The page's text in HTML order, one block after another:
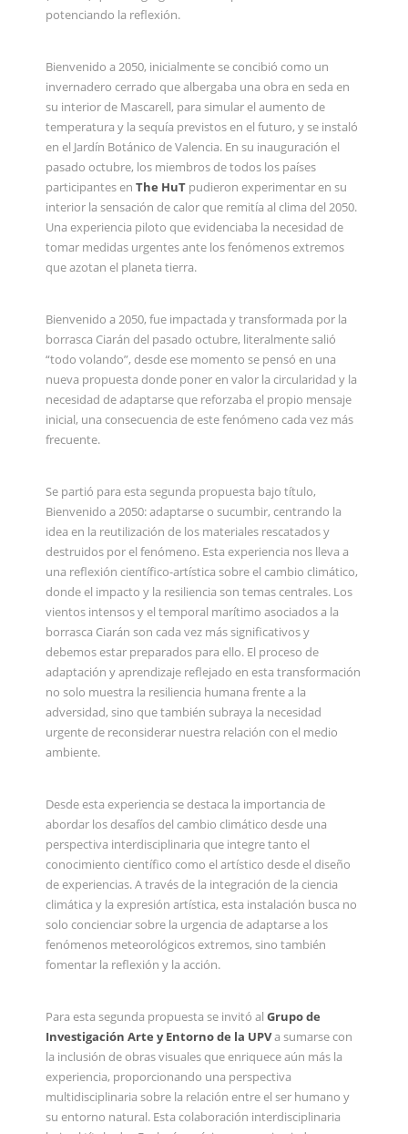
potenciando la reflexión.
Bienvenido a 2050, inicialmente se concibió como un
invernadero cerrado que albergaba una obra en seda en
su interior de Mascarell, para simular el aumento de
temperatura y la sequía previstos en el futuro, y se instaló
en el Jardín Botánico de Valencia. En su inauguración el
pasado octubre, los miembros de todos los países
participantes en The HuT pudieron experimentar en su
interior la sensación de calor que remitía al clima del 2050.
Una experiencia piloto que evidenciaba la necesidad de
tomar medidas urgentes ante los fenómenos extremos
que azotan el planeta tierra.
Bienvenido a 2050, fue impactada y transformada por la
borrasca Ciarán del pasado octubre, literalmente salió
“todo volando”, desde ese momento se pensó en una
nueva propuesta donde poner en valor la circularidad y la
necesidad de adaptarse que reforzaba el propio mensaje
inicial, una consecuencia de este fenómeno cada vez más
frecuente.
Se partió para esta segunda propuesta bajo título,
Bienvenido a 2050: adaptarse o sucumbir, centrando la
idea en la reutilización de los materiales rescatados y
destruidos por el fenómeno. Esta experiencia nos lleva a
una reflexión científico-artística sobre el cambio climático,
donde el impacto y la resiliencia son temas centrales. Los
vientos intensos y el temporal marítimo asociados a la
borrasca Ciarán son cada vez más significativos y
debemos estar preparados para ello. El proceso de
adaptación y aprendizaje reflejado en esta transformación
no solo muestra la resiliencia humana frente a la
adversidad, sino que también subraya la necesidad
urgente de reconsiderar nuestra relación con el medio
ambiente.
Desde esta experiencia se destaca la importancia de
abordar los desafíos del cambio climático desde una
perspectiva interdisciplinaria que integre tanto el
conocimiento científico como el artístico desde el diseño
de experiencias. A través de la integración de la ciencia
climática y la expresión artística, esta instalación busca no
solo concienciar sobre la urgencia de adaptarse a los
fenómenos meteorológicos extremos, sino también
fomentar la reflexión y la acción.
Para esta segunda propuesta se invitó al Grupo de
Investigación Arte y Entorno de la UPVa sumarse con
la inclusión de obras visuales que enriquece aún más la
experiencia, proporcionando una perspectiva
multidisciplinaria sobre la relación entre el ser humano y
su entorno natural. Esta colaboración interdisciplinaria